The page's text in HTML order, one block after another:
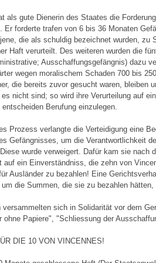
als gute Dienerin des Staates die
Er forderte trafen von 6 bis 36 Monaten
die als schuldig bezeichnet wurden, zu
Haft verurteilt. Des weiteren wurden die
Ausschaffungsgefängnis) dazu
wegen moralischem Schaden 700 bis
die bereits zuvor gesucht waren, bleiben
nicht sind; so wird ihre Verurteilung auf
Berufung einzulegen.
Prozess verlangte die Verteidigung eine
Gefängnisses, um die Verantwortlichkeit
wurde verweigert. Dafür kam sie nach
auf ein Einverständniss, die zehn von
Ausländer zu bezahlen! Eine
die Summen, die sie zu bezahlen hätten,
versammelten sich in Solidarität vor dem
ohne Papiere", "Schliessung der
DIE 10 VON VINCENNES!